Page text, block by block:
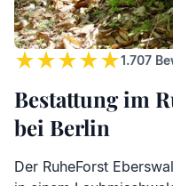
1.707
Bestattung im
bei Berlin
Der RuheForst